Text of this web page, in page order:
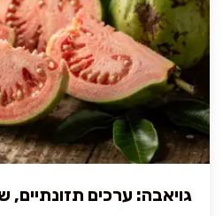
גויאבה: ערכים